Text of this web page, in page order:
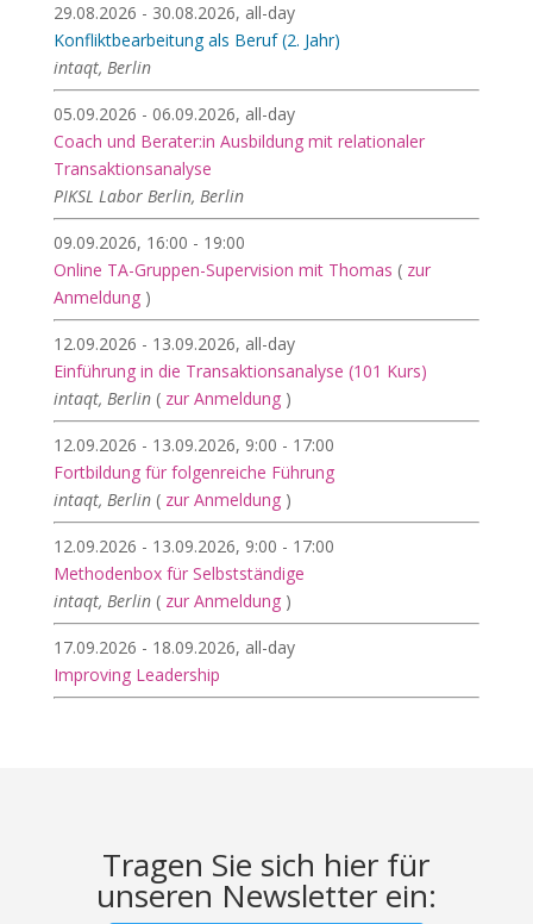
29.08.2026 - 30.08.2026, all-day
Konfliktbearbeitung als Beruf (2. Jahr)
intaqt, Berlin
05.09.2026 - 06.09.2026, all-day
Coach und Berater:in Ausbildung mit relationaler
Transaktionsanalyse
PIKSL Labor Berlin, Berlin
09.09.2026, 16:00 - 19:00
Online TA-Gruppen-Supervision mit Thomas ( zur
Anmeldung)
12.09.2026 - 13.09.2026, all-day
Einführung in die Transaktionsanalyse (101 Kurs)
intaqt, Berlin ( zur Anmeldung)
12.09.2026 - 13.09.2026, 9:00 - 17:00
Fortbildung für folgenreiche Führung
intaqt, Berlin ( zur Anmeldung)
12.09.2026 - 13.09.2026, 9:00 - 17:00
Methodenbox für Selbstständige
intaqt, Berlin ( zur Anmeldung)
17.09.2026 - 18.09.2026, all-day
Improving Leadership
Tragen Sie sich hier für
unseren Newsletter ein: